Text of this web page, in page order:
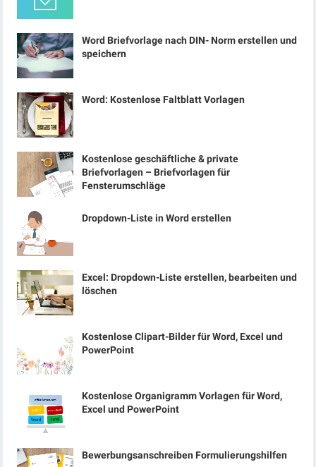
Word Briefvorlage nach DIN- Norm erstellen und
speichern
Word: Kostenlose Faltblatt Vorlagen
Kostenlose geschäftliche & private
Briefvorlagen – Briefvorlagen für
Fensterumschläge
Dropdown-Liste in Word erstellen
Excel: Dropdown-Liste erstellen, bearbeiten und
löschen
Kostenlose Clipart-Bilder für Word, Excel und
PowerPoint
Kostenlose Organigramm Vorlagen für Word,
Excel und PowerPoint
Bewerbungsanschreiben Formulierungshilfen